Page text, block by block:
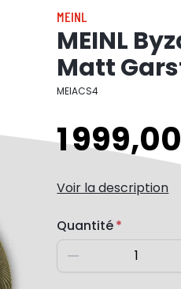
MEINL
MEINL
Matt
MEIACS4
1
Voir la description
Quantité
Diminuer